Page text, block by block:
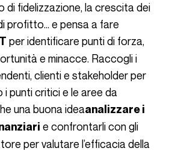
di fidelizzazione, la crescita dei
profitto… e pensa a fare
per identificare punti di forza,
e minacce. Raccogli i
clienti e stakeholder per
i punti critici e le aree da
una buona ideaanalizzare i
e confrontarli con gli
per valutare l’efficacia della